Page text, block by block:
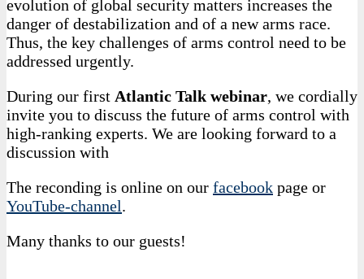
evolution of global security matters increases the
danger of destabilization and of a new arms race.
Thus, the key challenges of arms control need to be
addressed urgently.
During our first Atlantic Talk webinar, we cordially
invite you to discuss the future of arms control with
high-ranking experts. We are looking forward to a
discussion with
The reconding is online on our facebook page or
YouTube-channel.
Many thanks to our guests!